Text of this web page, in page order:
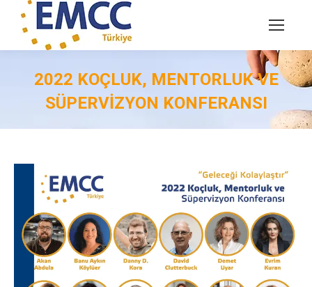
2022 KOÇLUK, MENTORLUK VE
SÜPERVIZYON KONFERANSI